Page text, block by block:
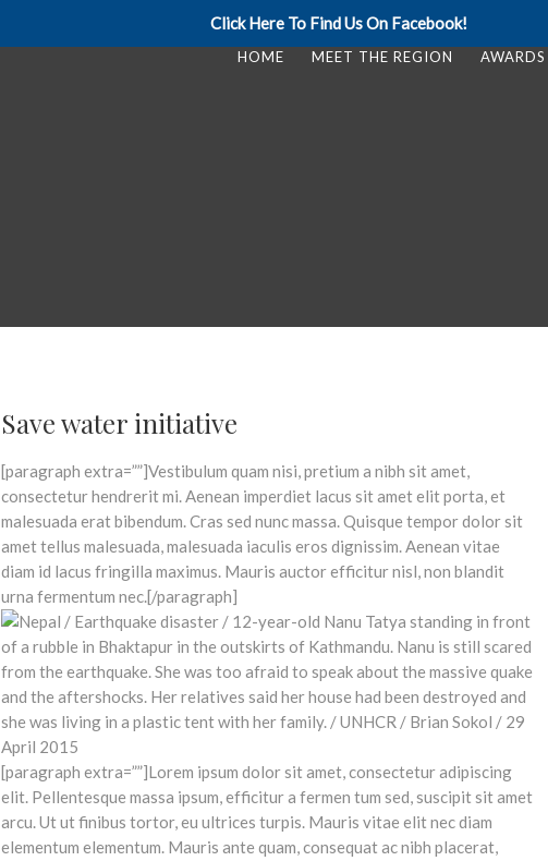
Click Here To Find Us On Facebook!
HOME MEET THE REGION AWARDS
Save water initiative
[paragraph extra=””]Vestibulum quam nisi, pretium a nibh sit amet,
consectetur hendrerit mi. Aenean imperdiet lacus sit amet elit porta, et
malesuada erat bibendum. Cras sed nunc massa. Quisque tempor dolor sit
amet tellus malesuada, malesuada iaculis eros dignissim. Aenean vitae
diam id lacus fringilla maximus. Mauris auctor efficitur nisl, non blandit
urna fermentum nec.[/paragraph]
[paragraph extra=””]Lorem ipsum dolor sit amet, consectetur adipiscing
elit. Pellentesque massa ipsum, efficitur a fermen tum sed, suscipit sit amet
arcu. Ut ut finibus tortor, eu ultrices turpis. Mauris vitae elit nec diam
elementum elementum. Mauris ante quam, consequat ac nibh placerat,